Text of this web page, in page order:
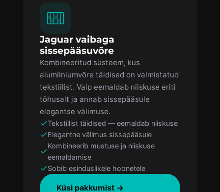
Jaguar vaibaga
sissepääsuvõre
Kombineeritud süsteem, kus
alumiiniumvõre täidised on valmistatud
tekstiilist. Vaip eemaldab niiskuse eriti
tõhusalt ja annab sissepääsule
elegantse välimuse.
Tekstiilist täidised — eemaldab niiskuse
Elegantne välimus sissepääsule
Kombineerib mustuse ja niiskuse
eemaldamise
Sobib esinduslikele hoonetele
Küsi pakkumist →